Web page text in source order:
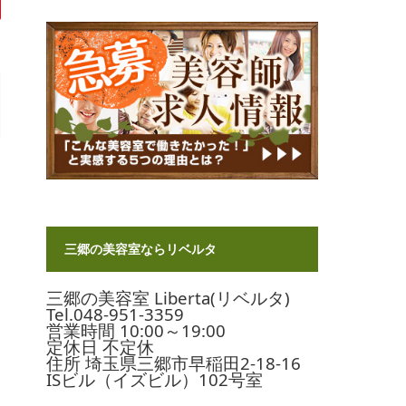
三郷の美容室ならリベルタ
三郷の美容室 Liberta(リベルタ)
Tel.048-951-3359
営業時間 10:00～19:00
定休日 不定休
住所 埼玉県三郷市早稲田2-18-16
ISビル（イズビル）102号室